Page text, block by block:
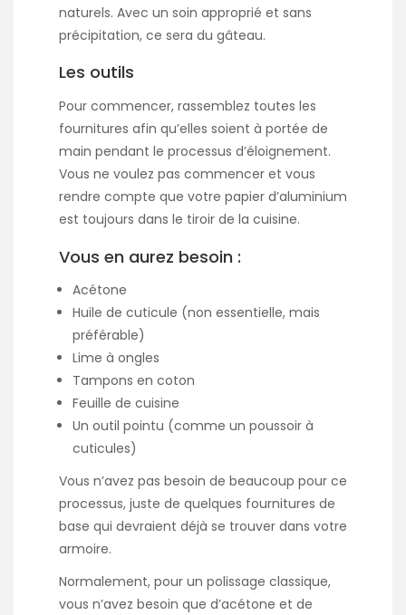
naturels. Avec un soin approprié et sans
précipitation, ce sera du gâteau.
Les outils
Pour commencer, rassemblez toutes les
fournitures afin qu’elles soient à portée de
main pendant le processus d’éloignement.
Vous ne voulez pas commencer et vous
rendre compte que votre papier d’aluminium
est toujours dans le tiroir de la cuisine.
Vous en aurez besoin :
Acétone
Huile de cuticule (non essentielle, mais
préférable)
Lime à ongles
Tampons en coton
Feuille de cuisine
Un outil pointu (comme un poussoir à
cuticules)
Vous n’avez pas besoin de beaucoup pour ce
processus, juste de quelques fournitures de
base qui devraient déjà se trouver dans votre
armoire.
Normalement, pour un polissage classique,
vous n’avez besoin que d’acétone et de